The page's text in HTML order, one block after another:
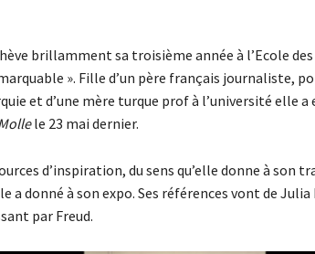
brillamment sa troisième année à l’Ecole
». Fille d’un père français journaliste,
et d’une mère turque prof à l’université elle a
le 23 mai dernier.
d’inspiration, du sens qu’elle donne à son
a donné à son expo. Ses références vont de
par Freud.